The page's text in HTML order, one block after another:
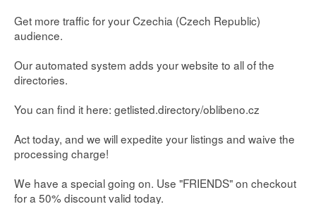
Get more traffic for your Czechia (Czech Republic)
audience.
Our automated system adds your website to all of the
directories.
You can find it here: getlisted.directory/oblibeno.cz
Act today, and we will expedite your listings and waive the
processing charge!
We have a special going on. Use "FRIENDS" on checkout
for a 50% discount valid today.